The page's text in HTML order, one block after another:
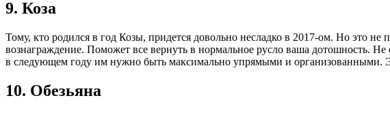
9. Коза
Тому, кто родился в год Козы, придется довольно несладко в 2017-ом. Но это
вознаграждение. Поможет все вернуть в нормальное русло ваша дотошность. Не
в следующем году им нужно быть максимально упрямыми и организованными.
10. Обезьяна